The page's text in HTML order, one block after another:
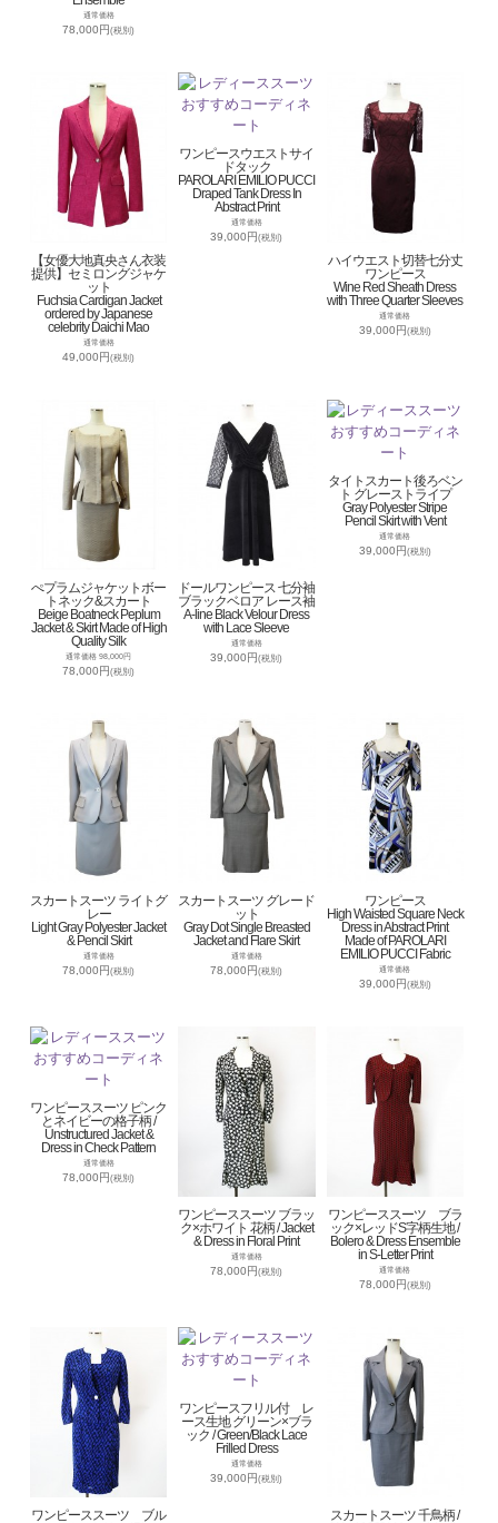
通常価格
78,000円(税別)
【女優大地真央さん衣装
提供】セミロングジャケ
ット
Fuchsia Cardigan Jacket
ordered by Japanese
celebrity Daichi Mao
通常価格
49,000円(税別)
ワンピースウエストサイ
ドタック
PAROLARI EMILIO PUCCI
Draped Tank Dress In
Abstract Print
通常価格
39,000円(税別)
ハイウエスト切替七分丈
ワンピース
Wine Red Sheath Dress
with Three Quarter Sleeves
通常価格
39,000円(税別)
ぺプラムジャケットボー
トネック&スカート
Beige Boatneck Peplum
Jacket & Skirt Made of High
Quality Silk
通常価格 98,000円
78,000円(税別)
ドールワンピース 七分袖
ブラックベロア レース袖
A-line Black Velour Dress
with Lace Sleeve
通常価格
39,000円(税別)
タイトスカート後ろベン
ト グレーストライプ
Gray Polyester Stripe
Pencil Skirt with Vent
通常価格
39,000円(税別)
スカートスーツ ライトグ
レー
Light Gray Polyester Jacket
& Pencil Skirt
通常価格
78,000円(税別)
スカートスーツ グレード
ット
Gray Dot Single Breasted
Jacket and Flare Skirt
通常価格
78,000円(税別)
ワンピース
High Waisted Square Neck
Dress in Abstract Print
Made of PAROLARI
EMILIO PUCCI Fabric
通常価格
39,000円(税別)
ワンピーススーツ ピンク
とネイビーの格子柄 /
Unstructured Jacket &
Dress in Check Pattern
通常価格
78,000円(税別)
ワンピーススーツ ブラッ
ク×ホワイト 花柄 / Jacket
& Dress in Floral Print
通常価格
78,000円(税別)
ワンピーススーツ ブラ
ック×レッドS字柄生地 /
Bolero & Dress Ensemble
in S-Letter Print
通常価格
78,000円(税別)
ワンピーススーツ ブル
ワンピースフリル付 レ
ース生地 グリーン×ブラ
ック / Green/Black Lace
Frilled Dress
通常価格
39,000円(税別)
スカートスーツ 千鳥柄 /